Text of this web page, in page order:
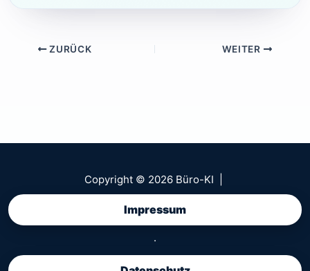
ZURÜCK WEITER
Copyright © 2026 Büro-KI |
Impressum
·